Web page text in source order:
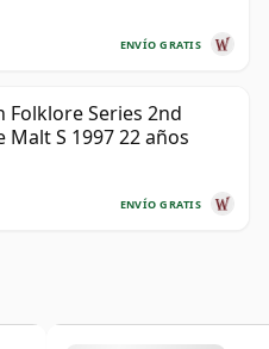
ENVÍO GRATIS
Folklore Series 2nd
Malt S 1997 22 años
ENVÍO GRATIS